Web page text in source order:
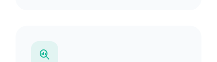
search_insights